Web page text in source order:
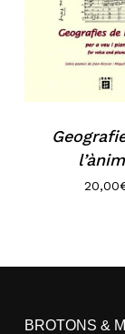
20,00
BROTONS &